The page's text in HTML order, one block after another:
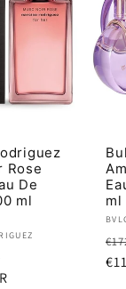
Rose
De
ml
ml
di